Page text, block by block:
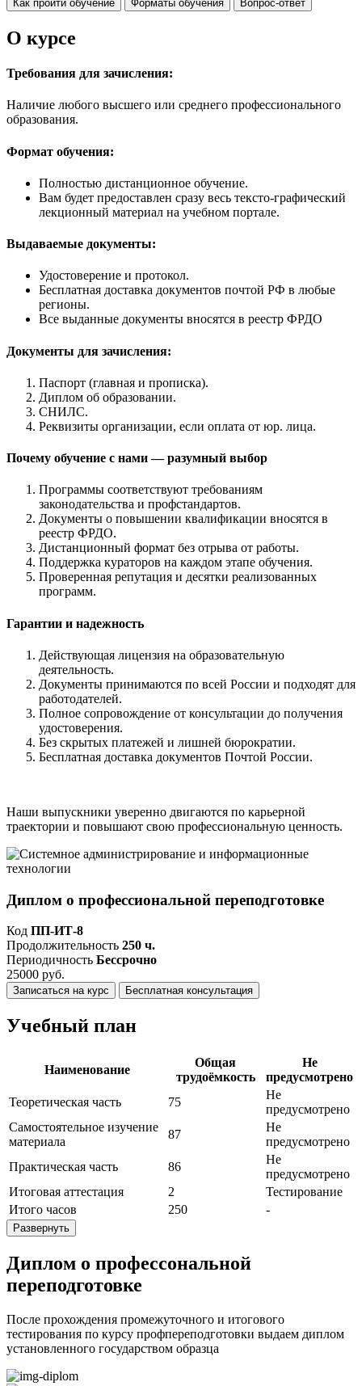
Как пройти обучение
Форматы обучения Вопрос-ответ
О курсе
Требования для зачисления:
Наличие любого высшего или среднего профессионального
образования.
Формат обучения:
Полностью дистанционное обучение.
Вам будет предоставлен сразу весь тексто-графический
лекционный материал на учебном портале.
Выдаваемые документы:
Удостоверение и протокол.
Бесплатная доставка документов почтой РФ в любые
регионы.
Все выданные документы вносятся в реестр ФРДО
Документы для зачисления:
Паспорт (главная и прописка).
Диплом об образовании.
СНИЛС.
Реквизиты организации, если оплата от юр. лица.
Почему обучение с нами — разумный выбор
Программы соответствуют требованиям
законодательства и профстандартов.
Документы о повышении квалификации вносятся в
реестр ФРДО.
Дистанционный формат без отрыва от работы.
Поддержка кураторов на каждом этапе обучения.
Проверенная репутация и десятки реализованных
программ.
Гарантии и надежность
Действующая лицензия на образовательную
деятельность.
Документы принимаются по всей России и подходят для
работодателей.
Полное сопровождение от консультации до получения
удостоверения.
Без скрытых платежей и лишней бюрократии.
Бесплатная доставка документов Почтой России.
Наши выпускники уверенно двигаются по карьерной
траектории и повышают свою профессиональную ценность.
Диплом о профессиональной переподготовке
Код ПП-ИТ-8
Продолжительность 250 ч.
Периодичность Бессрочно
25000 руб.
Записаться на курс Бесплатная консультация
Учебный план
Наименование
Общая
трудоёмкость
Не
предусмотрено
Теоретическая часть
75
Не
предусмотрено
Самостоятельное изучение
материала
87
Не
предусмотрено
Практическая часть
86
Не
предусмотрено
Итоговая аттестация
2
Тестирование
Итого часов
250 -
Развернуть
Диплом о профессональной
переподготовке
После прохождения промежуточного и итогового
тестирования по курсу профпереподготовки выдаем диплом
установленного государством образца